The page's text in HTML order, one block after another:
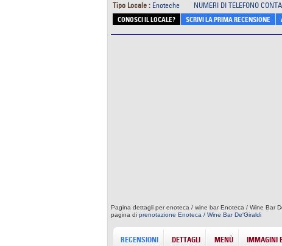
Tipo Locale : Enoteche NUMERI DI TELEFONO
CONOSCI IL LOCALE? SCRIVI LA PRIMA RECENSIONE
Pagina dettagli per enoteca / wine bar Enoteca / Wine Bar
pagina di prenotazione Enoteca / Wine Bar De'Giraldi
RECENSIONI DETTAGLI MENÙ IMMAGINI